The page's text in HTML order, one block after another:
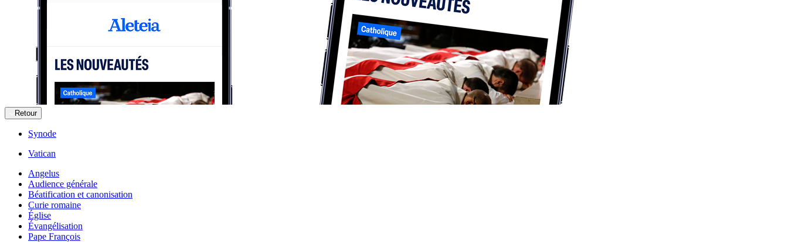
Retour
Synode
Vatican
Angelus
Audience générale
Béatification et canonisation
Curie romaine
Église
Évangélisation
Pape François